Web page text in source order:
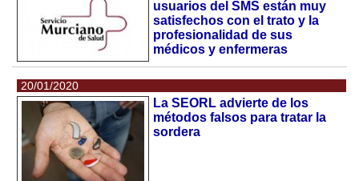
usuarios del SMS están muy
satisfechos con el trato y la
profesionalidad de sus
médicos y enfermeras
20/01/2020
La SEORL advierte de los
métodos falsos para tratar la
sordera